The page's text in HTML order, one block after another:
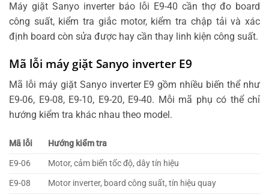
Máy giặt Sanyo inverter báo lỗi E9-40 cần thợ đo board
công suất, kiểm tra giắc motor, kiểm tra chập tải và xác
định board còn sửa được hay cần thay linh kiện công suất.
Mã lỗi máy giặt Sanyo inverter E9
Mã lỗi máy giặt Sanyo inverter E9 gồm nhiều biến thể như
E9-06, E9-08, E9-10, E9-20, E9-40. Mỗi mã phụ có thể chỉ
hướng kiểm tra khác nhau theo model.
Mã lỗi
Hướng kiểm tra
E9-06
Motor, cảm biến tốc độ, dây tín hiệu
E9-08
Motor inverter, board công suất, tín hiệu quay